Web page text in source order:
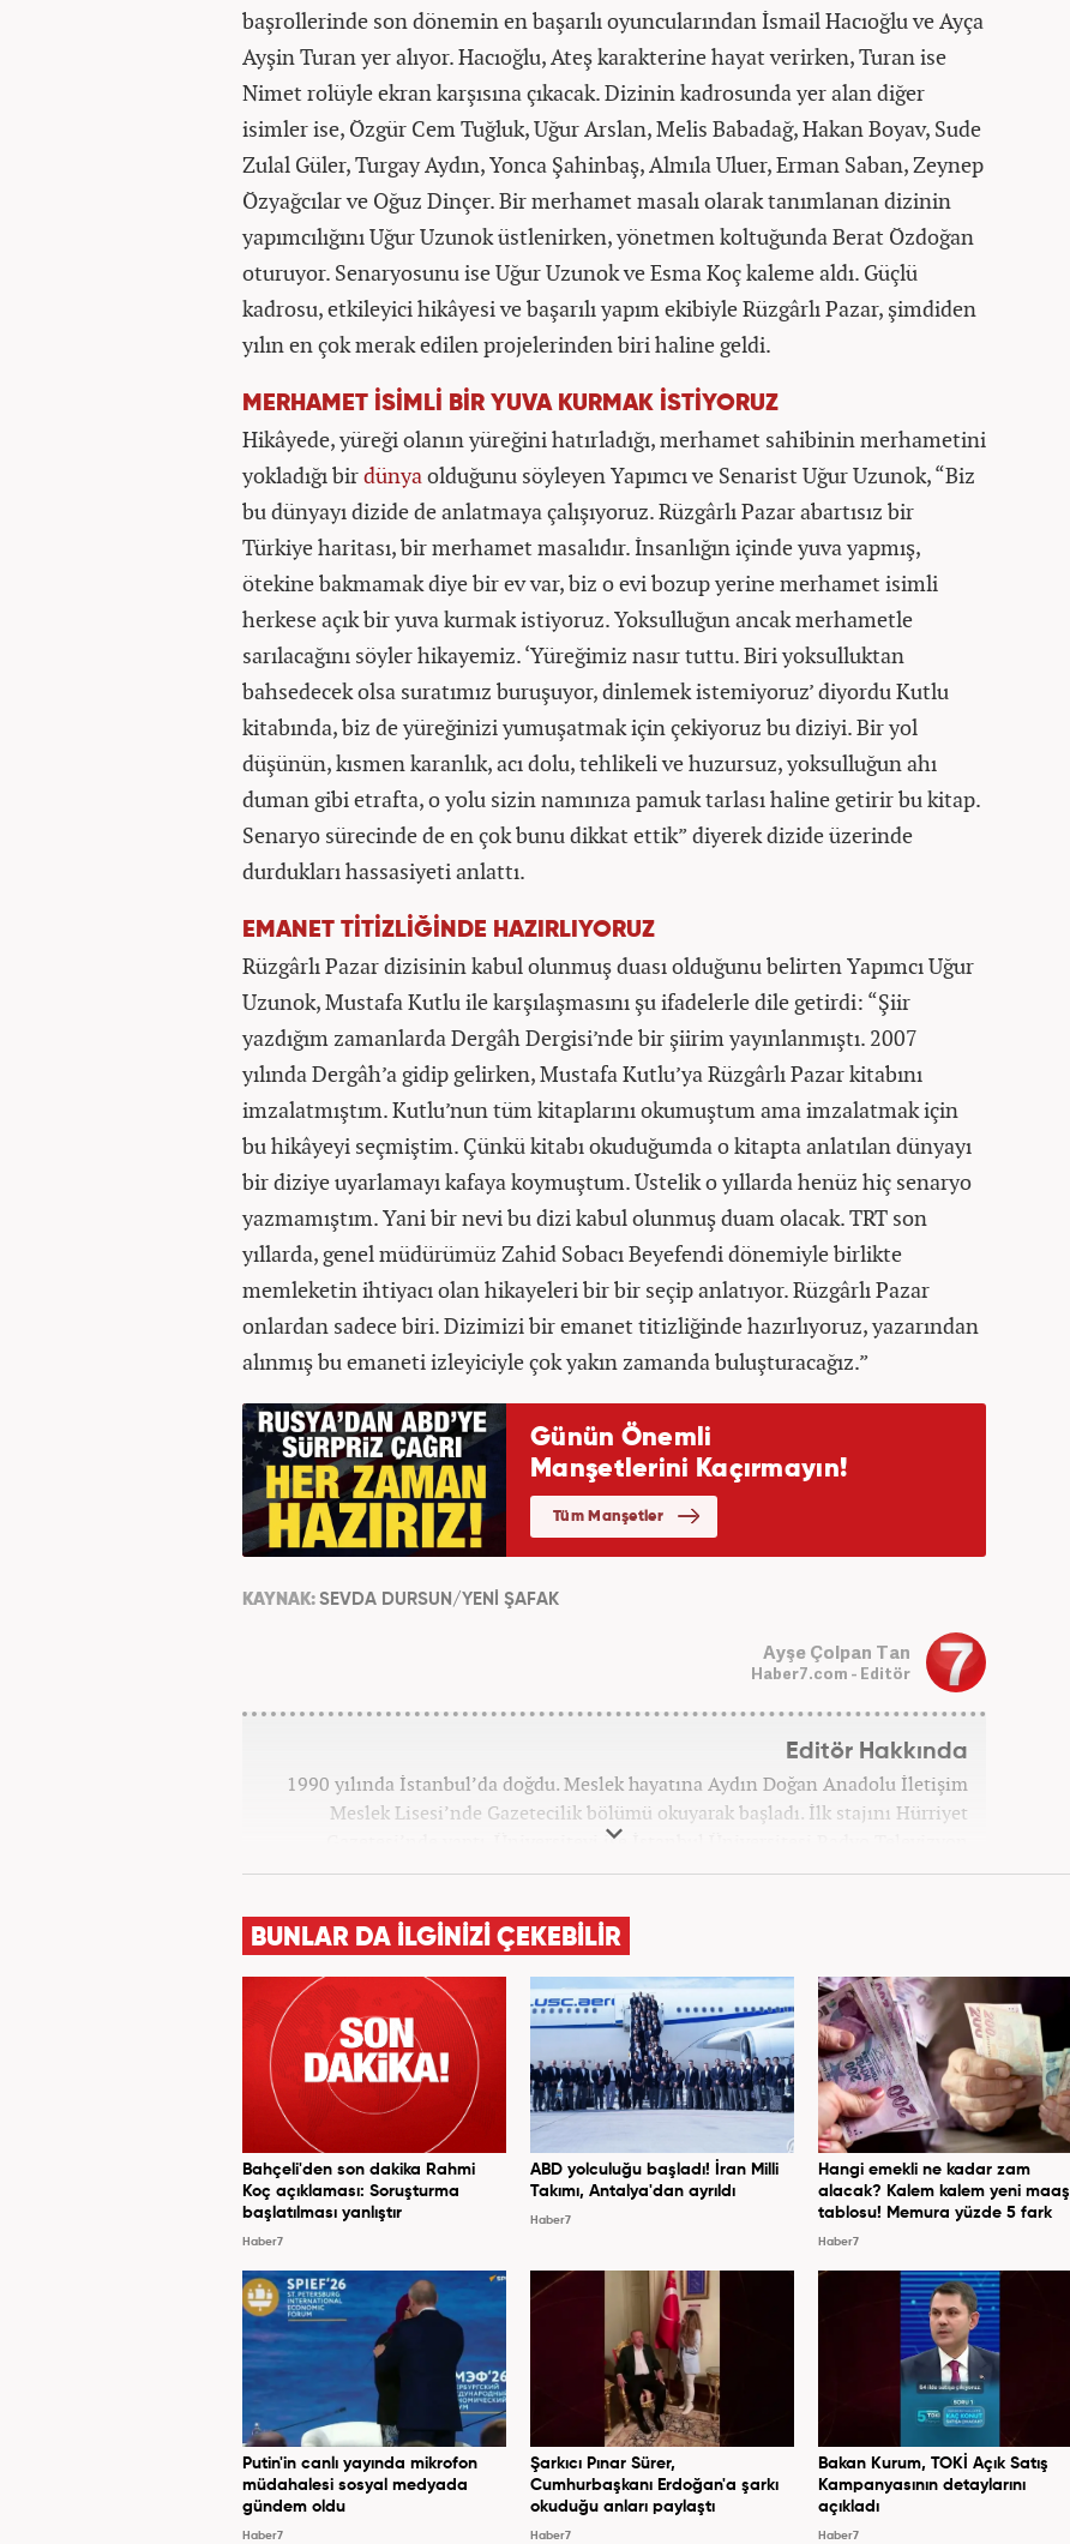
başrollerinde son dönemin en başarılı oyuncularından İsmail Hacıoğlu ve Ayça
Ayşin Turan yer alıyor. Hacıoğlu, Ateş karakterine hayat verirken, Turan ise
Nimet rolüyle ekran karşısına çıkacak. Dizinin kadrosunda yer alan diğer
isimler ise, Özgür Cem Tuğluk, Uğur Arslan, Melis Babadağ, Hakan Boyav, Sude
Zulal Güler, Turgay Aydın, Yonca Şahinbaş, Almıla Uluer, Erman Saban, Zeynep
Özyağcılar ve Oğuz Dinçer. Bir merhamet masalı olarak tanımlanan dizinin
yapımcılığını Uğur Uzunok üstlenirken, yönetmen koltuğunda Berat Özdoğan
oturuyor. Senaryosunu ise Uğur Uzunok ve Esma Koç kaleme aldı. Güçlü
kadrosu, etkileyici hikâyesi ve başarılı yapım ekibiyle Rüzgârlı Pazar, şimdiden
yılın en çok merak edilen projelerinden biri haline geldi.
MERHAMET İSİMLİ BİR YUVA KURMAK İSTİYORUZ
Hikâyede, yüreği olanın yüreğini hatırladığı, merhamet sahibinin merhametini
yokladığı birdünyaolduğunu söyleyen Yapımcı ve Senarist Uğur Uzunok, “Biz
bu dünyayı dizide de anlatmaya çalışıyoruz. Rüzgârlı Pazar abartısız bir
Türkiye haritası, bir merhamet masalıdır. İnsanlığın içinde yuva yapmış,
ötekine bakmamak diye bir ev var, biz o evi bozup yerine merhamet isimli
herkese açık bir yuva kurmak istiyoruz. Yoksulluğun ancak merhametle
sarılacağını söyler hikayemiz. ‘Yüreğimiz nasır tuttu. Biri yoksulluktan
bahsedecek olsa suratımız buruşuyor, dinlemek istemiyoruz’ diyordu Kutlu
kitabında, biz de yüreğinizi yumuşatmak için çekiyoruz bu diziyi. Bir yol
düşünün, kısmen karanlık, acı dolu, tehlikeli ve huzursuz, yoksulluğun ahı
duman gibi etrafta, o yolu sizin namınıza pamuk tarlası haline getirir bu kitap.
Senaryo sürecinde de en çok bunu dikkat ettik” diyerek dizide üzerinde
durdukları hassasiyeti anlattı.
EMANET TİTİZLİĞİNDE HAZIRLIYORUZ
Rüzgârlı Pazar dizisinin kabul olunmuş duası olduğunu belirten Yapımcı Uğur
Uzunok, Mustafa Kutlu ile karşılaşmasını şu ifadelerle dile getirdi: “Şiir
yazdığım zamanlarda Dergâh Dergisi’nde bir şiirim yayınlanmıştı. 2007
yılında Dergâh’a gidip gelirken, Mustafa Kutlu’ya Rüzgârlı Pazar kitabını
imzalatmıştım. Kutlu’nun tüm kitaplarını okumuştum ama imzalatmak için
bu hikâyeyi seçmiştim. Çünkü kitabı okuduğumda o kitapta anlatılan dünyayı
bir diziye uyarlamayı kafaya koymuştum. Üstelik o yıllarda henüz hiç senaryo
yazmamıştım. Yani bir nevi bu dizi kabul olunmuş duam olacak. TRT son
yıllarda, genel müdürümüz Zahid Sobacı Beyefendi dönemiyle birlikte
memleketin ihtiyacı olan hikayeleri bir bir seçip anlatıyor. Rüzgârlı Pazar
onlardan sadece biri. Dizimizi bir emanet titizliğinde hazırlıyoruz, yazarından
alınmış bu emaneti izleyiciyle çok yakın zamanda buluşturacağız.”
KAYNAK: SEVDA DURSUN/YENİ ŞAFAK
Ayşe Çolpan Tan
Haber7.com - Editör
Editör Hakkında
1990 yılında İstanbul’da doğdu. Meslek hayatına Aydın Doğan Anadolu İletişim
Meslek Lisesi’nde Gazetecilik bölümü okuyarak başladı. İlk stajını Hürriyet
Gazetesi’nde yaptı. Üniversiteyi ise İstanbul Üniversitesi Radyo Televizyon
Yayımcılığı bölümünde tamamladı. 2009 yılında Milliyet Gazetesi’nde internet
televizyon bulunmaktadır. Meslek hayatına Haber7.com’da “Gündem Editörü”
olarak devam etmektedir. Evli ve 2 çocuk annesidir.
BUNLAR DA İLGİNİZİ ÇEKEBİLİR
Bahçeli'den son dakika Rahmi
Koç açıklaması: Soruşturma
başlatılması yanlıştır
Haber7
ABD yolculuğu başladı! İran Milli
Takımı, Antalya'dan ayrıldı
Haber7
Hangi emekli ne kadar zam
alacak? Kalem kalem yeni maaş
tablosu! Memura yüzde 5 fark
Haber7
Putin'in canlı yayında mikrofon
müdahalesi sosyal medyada
gündem oldu
Haber7
Şarkıcı Pınar Sürer,
Cumhurbaşkanı Erdoğan'a şarkı
okuduğu anları paylaştı
Haber7
Bakan Kurum, TOKİ Açık Satış
Kampanyasının detaylarını
açıkladı
Haber7